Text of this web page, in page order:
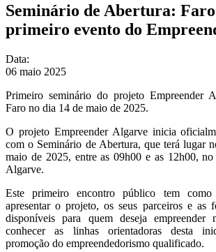
Seminário de Abertura: Faro
primeiro evento do
Data:
06 maio 2025
Primeiro seminário do projeto Empreender
Faro no dia 14 de maio de 2025.
O projeto Empreender Algarve inicia
com o Seminário de Abertura, que terá lugar
maio de 2025, entre as 09h00 e as 12h00,
Algarve.
Este primeiro encontro público tem como
apresentar o projeto, os seus parceiros e as
disponíveis para quem deseja empreender
conhecer as linhas orientadoras desta
promoção do empreendedorismo qualificado.